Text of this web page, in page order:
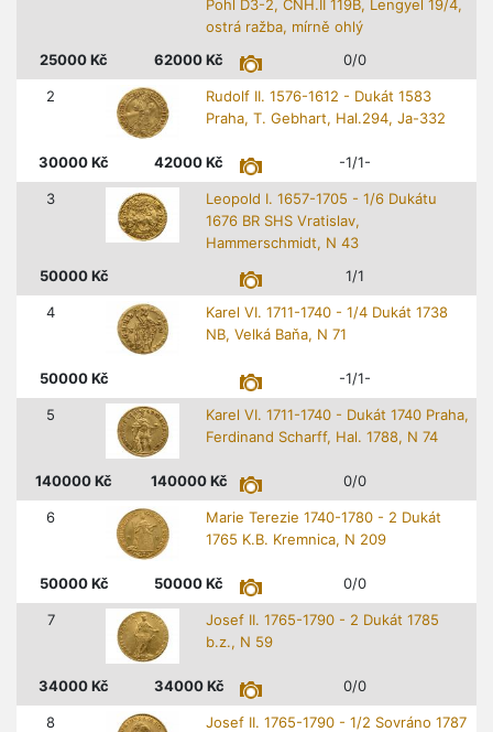
Pohl D3-2, CNH.II 119B, Lengyel 19/4,
ostrá ražba, mírně ohlý
25000 Kč 62000 Kč 0/0
2
Rudolf II. 1576-1612 - Dukát 1583
Praha, T. Gebhart, Hal.294, Ja-332
30000 Kč 42000 Kč -1/1-
3
Leopold I. 1657-1705 - 1/6 Dukátu
1676 BR SHS Vratislav,
Hammerschmidt, N 43
50000 Kč 1/1
4
Karel VI. 1711-1740 - 1/4 Dukát 1738
NB, Velká Baňa, N 71
50000 Kč -1/1-
5
Karel VI. 1711-1740 - Dukát 1740 Praha,
Ferdinand Scharff, Hal. 1788, N 74
140000 Kč 140000 Kč 0/0
6
Marie Terezie 1740-1780 - 2 Dukát
1765 K.B. Kremnica, N 209
50000 Kč 50000 Kč 0/0
7
Josef II. 1765-1790 - 2 Dukát 1785
b.z., N 59
34000 Kč 34000 Kč 0/0
8
Josef II. 1765-1790 - 1/2 Sovráno 1787